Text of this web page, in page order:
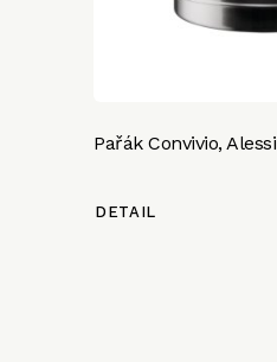
Pařák Convivio, Alessi
DETAIL